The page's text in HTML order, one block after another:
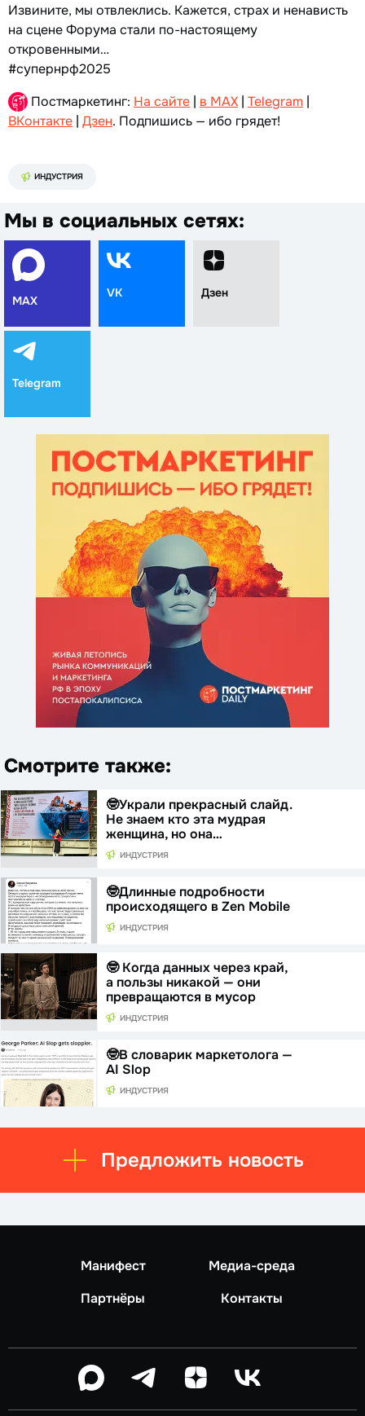
Извините, мы отвлеклись. Кажется, страх и ненависть
на сцене Форума стали по-настоящему
откровенными…
#супернрф2025
Постмаркетинг: На сайте | в MAX | Telegram |
ВКонтакте | Дзен. Подпишись — ибо грядет!
ИНДУСТРИЯ
Мы в социальных сетях:
MAX
VK Дзен
Telegram
Смотрите также:
🤓Украли прекрасный слайд.
Не знаем кто эта мудрая
женщина, но она…
ИНДУСТРИЯ
🤓Длинные подробности
происходящего в Zen Mobile
ИНДУСТРИЯ
🤓 Когда данных через край,
а пользы никакой — они
превращаются в мусор
ИНДУСТРИЯ
🤓В словарик маркетолога —
AI Slop
ИНДУСТРИЯ
Предложить новость
Манифест
Медиа-среда
Партнёры
Контакты